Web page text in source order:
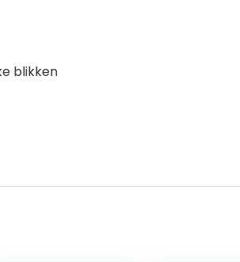
blikken